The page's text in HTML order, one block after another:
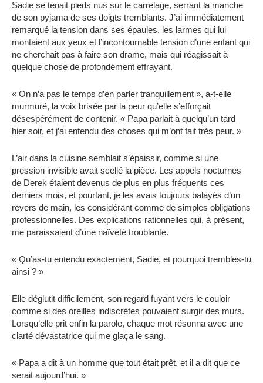
Sadie se tenait pieds nus sur le carrelage, serrant la manche
de son pyjama de ses doigts tremblants. J’ai immédiatement
remarqué la tension dans ses épaules, les larmes qui lui
montaient aux yeux et l’incontournable tension d’une enfant qui
ne cherchait pas à faire son drame, mais qui réagissait à
quelque chose de profondément effrayant.
« On n’a pas le temps d’en parler tranquillement », a-t-elle
murmuré, la voix brisée par la peur qu’elle s’efforçait
désespérément de contenir. « Papa parlait à quelqu’un tard
hier soir, et j’ai entendu des choses qui m’ont fait très peur. »
L’air dans la cuisine semblait s’épaissir, comme si une
pression invisible avait scellé la pièce. Les appels nocturnes
de Derek étaient devenus de plus en plus fréquents ces
derniers mois, et pourtant, je les avais toujours balayés d’un
revers de main, les considérant comme de simples obligations
professionnelles. Des explications rationnelles qui, à présent,
me paraissaient d’une naïveté troublante.
« Qu’as-tu entendu exactement, Sadie, et pourquoi trembles-tu
ainsi ? »
Elle déglutit difficilement, son regard fuyant vers le couloir
comme si des oreilles indiscrètes pouvaient surgir des murs.
Lorsqu’elle prit enfin la parole, chaque mot résonna avec une
clarté dévastatrice qui me glaça le sang.
« Papa a dit à un homme que tout était prêt, et il a dit que ce
serait aujourd’hui. »